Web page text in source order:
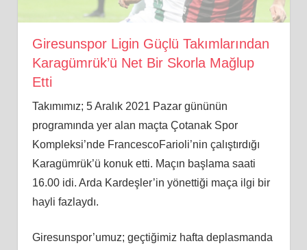
Giresunspor Ligin Güçlü Takımlarından
Karagümrük’ü Net Bir Skorla Mağlup
Etti
Takımımız; 5 Aralık 2021 Pazar gününün
programında yer alan maçta Çotanak Spor
Kompleksi’nde FrancescoFarioli’nin çalıştırdığı
Karagümrük’ü konuk etti. Maçın başlama saati
16.00 idi. Arda Kardeşler’in yönettiği maça ilgi bir
hayli fazlaydı.
Giresunspor’umuz; geçtiğimiz hafta deplasmanda